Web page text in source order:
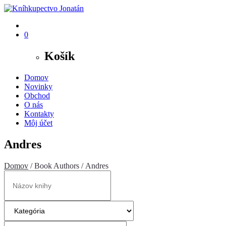
0
Košík
Domov
Novinky
Obchod
O nás
Kontakty
Môj účet
Andres
Domov / Book Authors / Andres